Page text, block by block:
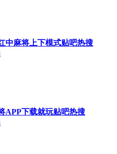
中麻将上下模式贴吧热搜
APP下载就玩贴吧热搜